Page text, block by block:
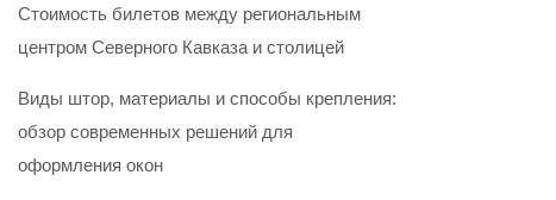
Стоимость билетов между региональным
центром Северного Кавказа и столицей
Виды штор, материалы и способы крепления:
обзор современных решений для
оформления окон